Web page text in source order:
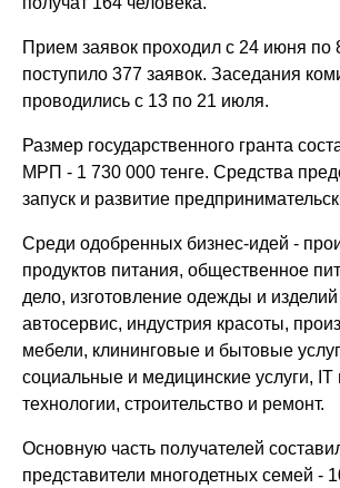
Прием заявок проходил с 24 июня по
поступило 377 заявок. Заседания
проводились с 13 по 21 июля.
Размер государственного гранта
МРП - 1 730 000 тенге. Средства
запуск и развитие
Среди одобренных бизнес-идей -
продуктов питания, общественное
дело, изготовление одежды и
автосервис, индустрия красоты,
мебели, клининговые и бытовые
социальные и медицинские услуги,
технологии, строительство и ремонт.
Основную часть получателей
представители многодетных семей -